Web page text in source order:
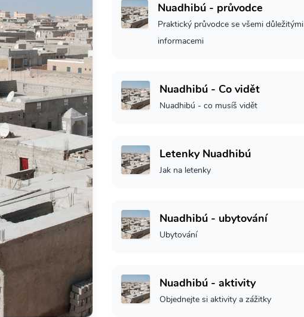
Nuadhibú - průvodce
Praktický průvodce se všemi důležitými
informacemi
Nuadhibú - Co vidět
Nuadhibú - co musíš vidět
Letenky Nuadhibú
Jak na letenky
Nuadhibú - ubytování
Ubytování
Nuadhibú - aktivity
Objednejte si aktivity a zážitky